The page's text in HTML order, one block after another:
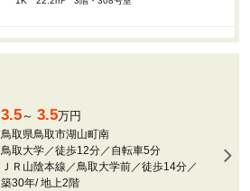
3.5～ 3.5万円
鳥取県鳥取市湖山町南
鳥取大学／徒歩12分／自転車5分
ＪＲ山陰本線／鳥取大学前／徒歩14分／
築30年/地上2階